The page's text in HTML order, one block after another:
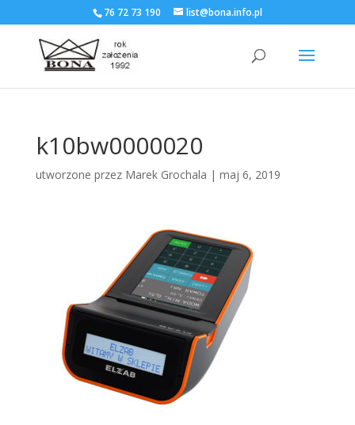
76 72 73 190 list@bona.info.pl
k10bw0000020
utworzone przez Marek Grochala | maj 6, 2019